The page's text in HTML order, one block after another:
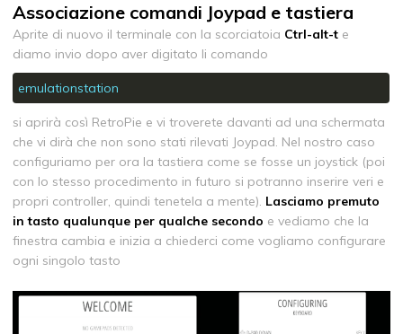
Associazione comandi Joypad e tastiera
Aprite di nuovo il terminale con la scorciatoia Ctrl-alt-t e
diamo invio dopo aver digitato li comando
emulationstation
si aprirà così RetroPie e vi troverete davanti ad una schermata
che vi dirà che non sono stati rilevati Joypad. Nel nostro caso
configuriamo per ora la tastiera come se fosse un joystick (poi
con lo stesso procedimento in futuro si potranno inserire veri e
propri controller, quindi tenetela a mente). Lasciamo premuto
in tasto qualunque per qualche secondo e vediamo che la
finestra cambia e inizia a chiederci come vogliamo configurare
ogni singolo tasto
binocolo red dot sight